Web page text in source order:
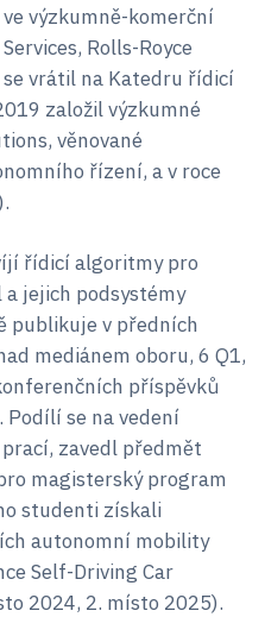
výzkumně-komerční
Rolls-Royce
vrátil na Katedru řídicí
založil výzkumné
věnované
řízení, a v roce
řídicí algoritmy pro
jejich podsystémy
publikuje v předních
mediánem oboru, 6 Q1,
příspěvků
se na vedení
zavedl předmět
magisterský program
studenti získali
autonomní mobility
Self-Driving Car
2024, 2. místo 2025).